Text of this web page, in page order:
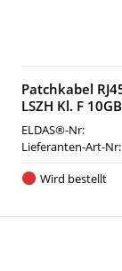
Patchkabel
LSZH Kl. F 10GB
ELDAS®-Nr:
Lieferanten-Art-Nr:
Wird bestellt